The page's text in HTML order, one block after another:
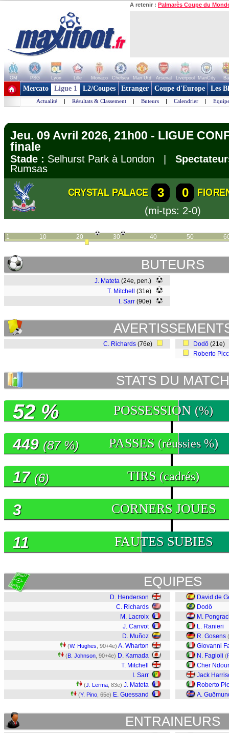
A retenir : Palmarès Coupe du
OM PSG Lyon Lille Monaco Chelsea Man Utd Arsenal Liverpool ManCity
+ de clubs
Mercato Ligue 1 L2/Coupes Etranger Coupe d'Europe Les
Actualité | Résultats & Classement | Buteurs | Calendrier |
Jeu. 09 Avril 2026, 21h00 - LIGUE
finale
Stade : Selhurst Park à London |
Rumsas
CRYSTAL PALACE 3 0
(mi-tps: 2-0)
1 10 20 30 40 50
BUTEURS
J. Mateta (24e, pen.)
T. Mitchell
(31e)
I. Sarr (90e)
C. Richards (76e) Dodô (21e)
Roberto
STATS DU MATCH
POSSESSION (%)
52 %
PASSES (réussies %)
449 (87 %)
TIRS (cadrés)
17 (6)
CORNERS JOUES
3
FAUTES SUBIES
11
EQUIPES
D. Henderson
C. Richards
M. Lacroix
J. Canvot
D. Muñoz
(W. Hughes , 90+4e) A. Wharton
(B. Johnson , 90+4e) D. Kamada
T. Mitchell
I. Sarr
(J. Lerma , 83e) J. Mateta
(Y. Pino , 65e) E. Guessand
David de
Dodô
M.
L. Ranieri
R. Gosens (
Giovanni
N. Fagioli (
Cher Ndour
Jack
Roberto
A.
ENTRAINEURS